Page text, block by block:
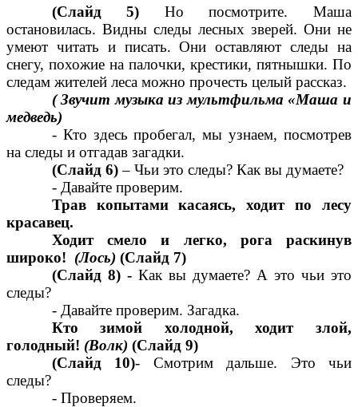
(Слайд 5) Но посмотрите. Маша
остановилась. Видны следы лесных зверей. Они не
умеют читать и писать. Они оставляют следы на
снегу, похожие на палочки, крестики, пятнышки. По
следам жителей леса можно прочесть целый рассказ.
( Звучит музыка из мультфильма «Маша и
медведь)
- Кто здесь пробегал, мы узнаем, посмотрев
на следы и отгадав загадки.
(Слайд 6)– Чьи это следы? Как вы думаете?
- Давайте проверим.
Трав копытами касаясь, ходит по лесу
красавец.
Ходит смело и легко, рога раскинув
широко! (Лось) (Слайд 7)
(Слайд 8) - Как вы думаете? А это чьи это
следы?
- Давайте проверим. Загадка.
Кто зимой холодной, ходит злой,
голодный! (Волк) (Слайд 9)
(Слайд 10)- Смотрим дальше. Это чьи
следы?
- Проверяем.